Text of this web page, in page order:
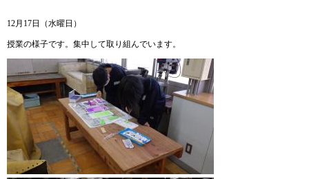
12月17日（水曜日）
授業の様子です。集中して取り組んでいます。